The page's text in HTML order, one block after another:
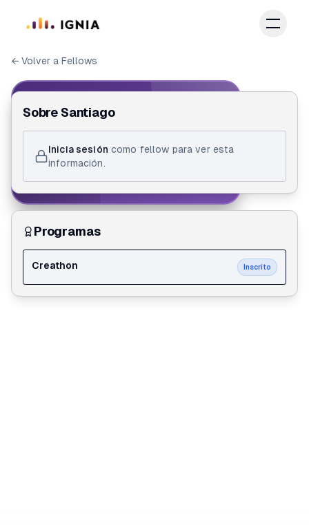
← Volver a Fellows
ID de Fellow
Santiago Nicolas Ceron Dimate
Sobre Santiago
Inicia sesión como fellow para ver esta
información.
Programas
Creathon Inscrito